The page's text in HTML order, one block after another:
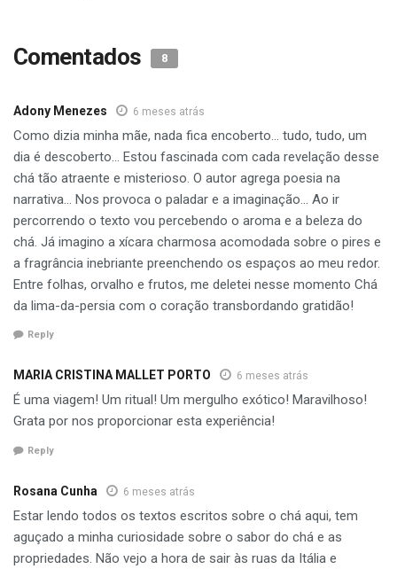
Comentados 8
Adony Menezes 6 meses atrás
Como dizia minha mãe, nada fica encoberto… tudo, tudo, um
dia é descoberto… Estou fascinada com cada revelação desse
chá tão atraente e misterioso. O autor agrega poesia na
narrativa… Nos provoca o paladar e a imaginação… Ao ir
percorrendo o texto vou percebendo o aroma e a beleza do
chá. Já imagino a xícara charmosa acomodada sobre o pires e
a fragrância inebriante preenchendo os espaços ao meu redor.
Entre folhas, orvalho e frutos, me deletei nesse momento Chá
da lima-da-persia com o coração transbordando gratidão!
Reply
MARIA CRISTINA MALLET PORTO 6 meses atrás
É uma viagem! Um ritual! Um mergulho exótico! Maravilhoso!
Grata por nos proporcionar esta experiência!
Reply
Rosana Cunha 6 meses atrás
Estar lendo todos os textos escritos sobre o chá aqui, tem
aguçado a minha curiosidade sobre o sabor do chá e as
propriedades. Não vejo a hora de sair às ruas da Itália e